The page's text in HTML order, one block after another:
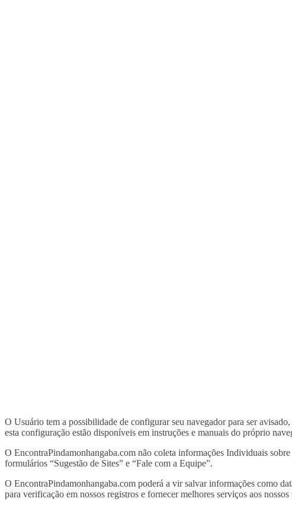
O Usuário tem a possibilidade de configurar seu navegador para ser
esta configuração estão disponíveis em instruções e manuais do próprio
O EncontraPindamonhangaba.com não coleta informações Individuais
formulários “Sugestão de Sites” e “Fale com a Equipe”.
O EncontraPindamonhangaba.com poderá a vir salvar informações como
para verificação em nossos registros e fornecer melhores serviços aos nossos